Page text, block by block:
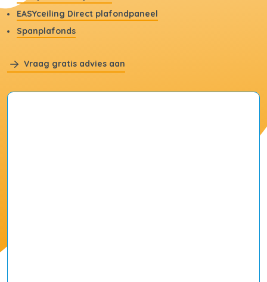
EASYceiling Direct plafondpaneel
Spanplafonds
Vraag gratis advies aan